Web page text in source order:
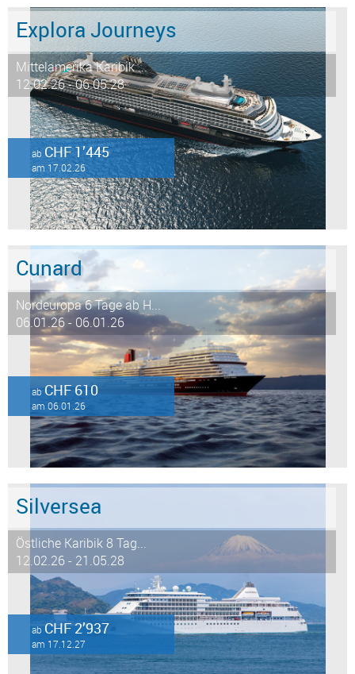
Explora Journeys
Mittelamerika Karibik ...
12.02.26 - 06.05.28
abCHF 1’445
am 17.02.26
Cunard
Nordeuropa 6 Tage ab H...
06.01.26 - 06.01.26
abCHF 610
am 06.01.26
Silversea
Östliche Karibik 8 Tag...
12.02.26 - 21.05.28
abCHF 2’937
am 17.12.27